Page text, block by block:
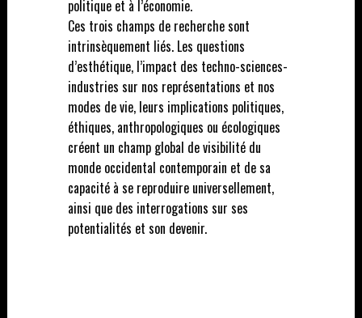
politique et à l’économie.
Ces trois champs de recherche sont
intrinsèquement liés. Les questions
d’esthétique, l’impact des techno-sciences-
industries sur nos représentations et nos
modes de vie, leurs implications politiques,
éthiques, anthropologiques ou écologiques
créent un champ global de visibilité du
monde occidental contemporain et de sa
capacité à se reproduire universellement,
ainsi que des interrogations sur ses
potentialités et son devenir.